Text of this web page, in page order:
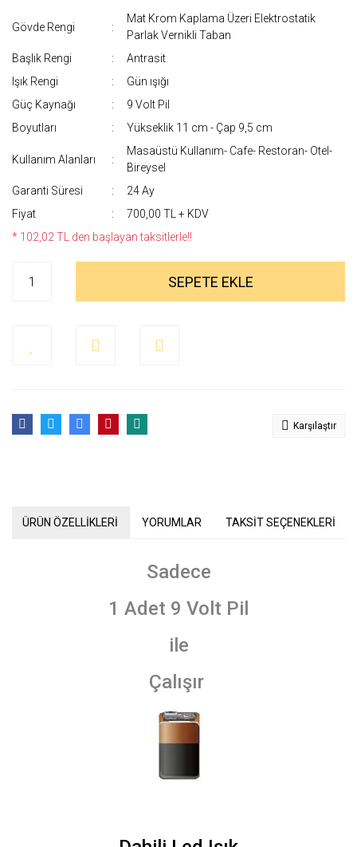
Gövde Rengi
Mat Krom Kaplama Üzeri Elektrostatik
Parlak Vernikli Taban
Başlık Rengi
Antrasit
Işık Rengi
Gün ışığı
Güç Kaynağı
9 Volt Pil
Boyutları
Yükseklik 11 cm - Çap 9,5 cm
Kullanım Alanları
Masaüstü Kullanım- Cafe- Restoran- Otel-
Bireysel
Garanti Süresi
24 Ay
Fiyat
700,00 TL + KDV
* 102,02 TL den başlayan taksitlerle!!
SEPETE EKLE
Karşılaştır
ÜRÜN ÖZELLİKLERİ YORUMLAR TAKSİT SEÇENEKLERİ
Sadece
1 Adet 9 Volt Pil
ile
Çalışır